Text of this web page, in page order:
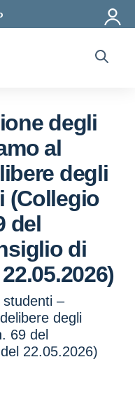
degli
al
degli
(Collegio
del
di
studenti –
degli
69 del
22.05.2026)